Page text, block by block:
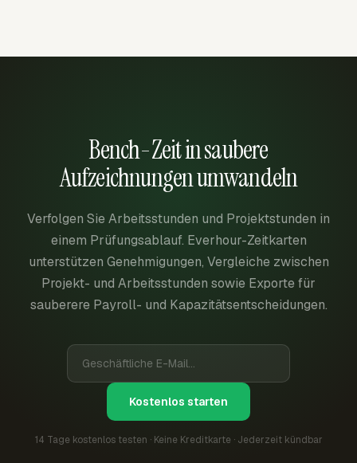
Bench-Zeit in saubere
Aufzeichnungen umwandeln
Verfolgen Sie Arbeitsstunden und Projektstunden in
einem Prüfungsablauf. Everhour-Zeitkarten
unterstützen Genehmigungen, Vergleiche zwischen
Projekt- und Arbeitsstunden sowie Exporte für
sauberere Payroll- und Kapazitätsentscheidungen.
Kostenlos starten
14 Tage kostenlos testen · Keine Kreditkarte · Jederzeit kündbar